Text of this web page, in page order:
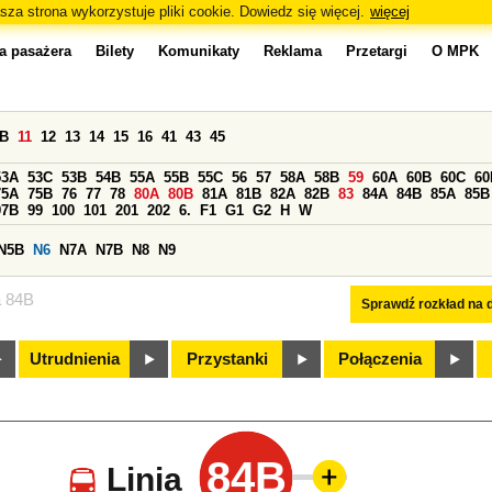
strona wykorzystuje pliki cookie. Dowiedz się więcej. więcej
84B
pasażera Bilety Komunikaty Reklama Przetargi O MPK
Sprawdź rozkład na
11 12 13 14 15 16 41 43 45
53C 53B 54B 55A 55B 55C 56 57 58A 58B 59 60A 60B 60C
75B 76 77 78 80A 80B 81A 81B 82A 82B 83 84A 84B 85A 85B
99 100 101 201 202 6. F1 G1 G2 H W
N6 N7A N7B N8 N9
Utrudnienia Przystanki Połączenia
Linia 84B